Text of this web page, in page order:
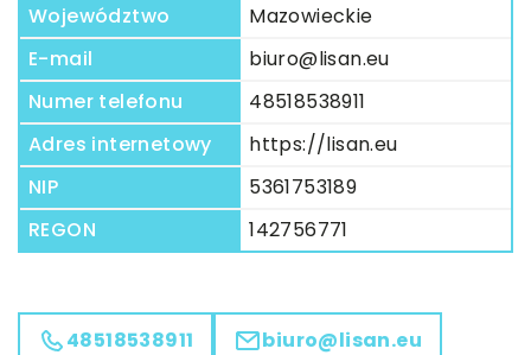
Województwo
Mazowieckie
E-mail
biuro@lisan.eu
Numer telefonu
48518538911
Adres internetowy
https://lisan.eu
NIP
5361753189
REGON
142756771
48518538911 biuro@lisan.eu